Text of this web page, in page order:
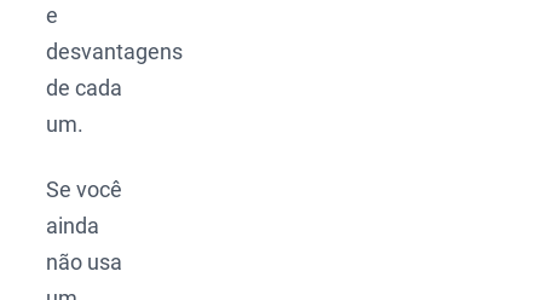
e
desvantagens
de cada
um.
Se você
ainda
não usa